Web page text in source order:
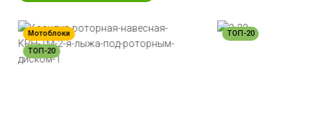
Мотоблоки
ТОП-20
ТОП-20